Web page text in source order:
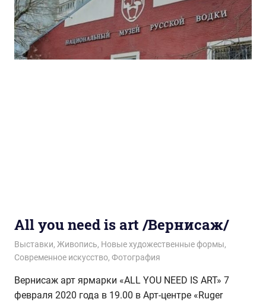
All you need is art /Вернисаж/
09.02.2020
wol.ru
Выставки, Живопись, Новые художественные формы,
Современное искусство, Фотография
Вернисаж арт ярмарки «ALL YOU NEED IS ART» 7
февраля 2020 года в 19.00 в Арт-центре «Ruger